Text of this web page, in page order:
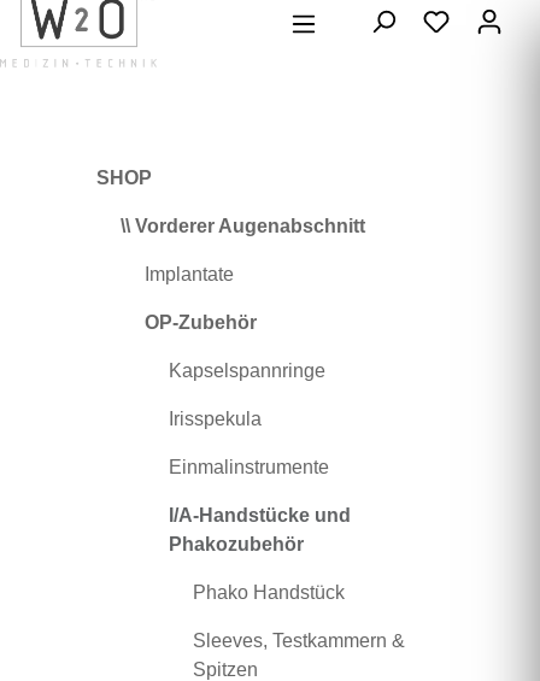
springen
SHOP
\\ Vorderer Augenabschnitt
Implantate
OP-Zubehör
Kapselspannringe
Irisspekula
Einmalinstrumente
I/A-Handstücke und
Phakozubehör
Phako Handstück
Sleeves, Testkammern &
Spitzen